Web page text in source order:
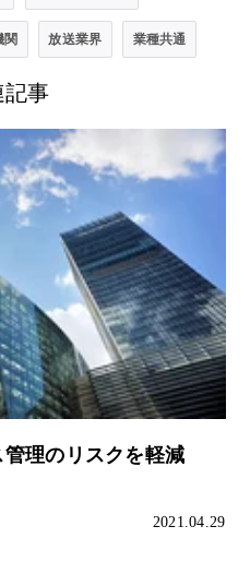
関 放送業界 業種共通
記事
理のリスクを軽減
2021.04.29